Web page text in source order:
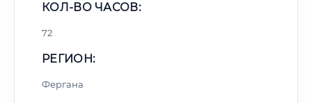
КОЛ-ВО ЧАСОВ:
72
РЕГИОН:
Фергана